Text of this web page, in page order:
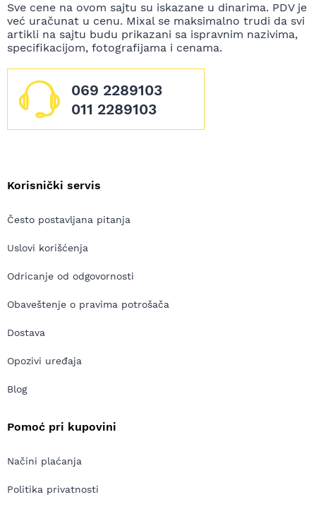
Sve cene na ovom sajtu su iskazane u dinarima. PDV je
već uračunat u cenu. Mixal se maksimalno trudi da svi
artikli na sajtu budu prikazani sa ispravnim nazivima,
specifikacijom, fotografijama i cenama.
069 2289103
011 2289103
Korisnički servis
Često postavljana pitanja
Uslovi korišćenja
Odricanje od odgovornosti
Obaveštenje o pravima potrošača
Dostava
Opozivi uređaja
Blog
Pomoć pri kupovini
Načini plaćanja
Politika privatnosti